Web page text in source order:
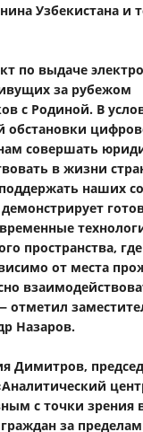
Узбекистана и
по выдаче
за рубежом
с Родиной. В
обстановки
совершать
в жизни
наших
пространства,
от места
отметил
Назаров.
Димитров,
с точки зрения
за